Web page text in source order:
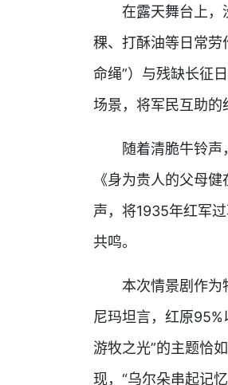
在露天舞台上，没
稞、打酥油等日常劳
命绳”）与残缺长征
场景，将军民互助的
随着清脆牛铃声，
《身为贵人的父母
声，将1935年红军
共鸣。
本次情景剧作为牦
尼玛坦言，红原95%
游牧之光”的主题恰
现，“乌尔朵串起记忆